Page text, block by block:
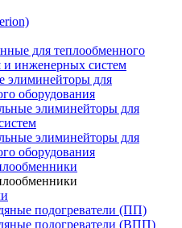
для теплообменного
и инженерных систем
элиминейторы для
оборудования
элиминейторы для
элиминейторы для
оборудования
подогреватели (ПП)
подогреватели (ВПП)